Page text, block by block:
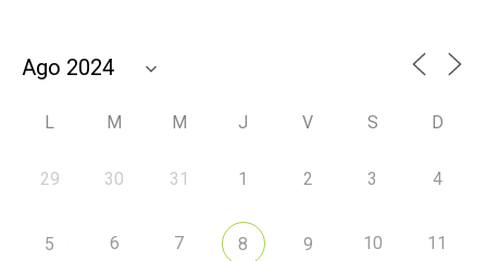
L M M J V S D
29 30 31 1 2 3 4
5 6 7 8 9 10 11